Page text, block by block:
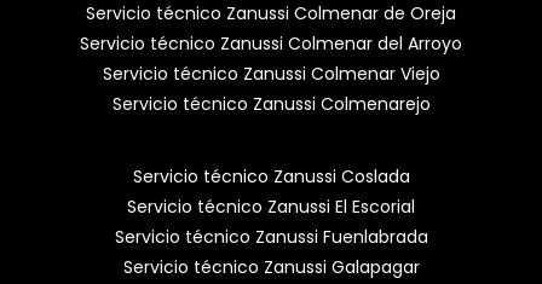
Servicio técnico Zanussi Colmenar de Oreja
Servicio técnico Zanussi Colmenar del Arroyo
Servicio técnico Zanussi Colmenar Viejo
Servicio técnico Zanussi Colmenarejo
Servicio técnico Zanussi Coslada
Servicio técnico Zanussi El Escorial
Servicio técnico Zanussi Fuenlabrada
Servicio técnico Zanussi Galapagar